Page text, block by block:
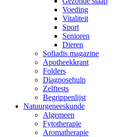
Voeding
Vitaliteit
Sport
Senioren
Dieren
Sofiadis magazine
Apotheekkrant
Folders
Diagnosehulp
Zelftests
Begrippenlijst
Natuurgeneeskunde
Algemeen
Fytotherapie
Aromatherapie